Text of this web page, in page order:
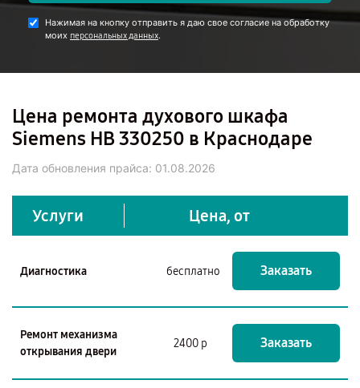
Нажимая на кнопку отправить я даю свое согласие на обработку
моих персональных данных.
Цена ремонта духового шкафа
Siemens HB 330250 в Краснодаре
Дата обновления прайса: 01.08.2026
Услуги Цена, от
Диагностика бесплатно Заказать
Ремонт механизма
открывания двери
2400 р Заказать